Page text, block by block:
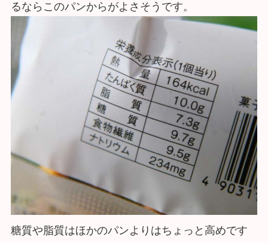
るならこのパンからがよさそうです。
糖質や脂質はほかのパンよりはちょっと高めです